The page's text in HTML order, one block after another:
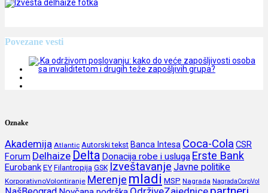
Povezane vesti
Oznake
Akademija Atlantic Autorski tekst Banca Intesa Coca-Cola CSR
Forum Delhaize Delta Donacija robe i usluga Erste Bank
EurobankEY Filantropija GSK Izveštavanje Javne politike
KorporativnoVolontiranje Merenje mladi MSP Nagrada NagradaCorpVol